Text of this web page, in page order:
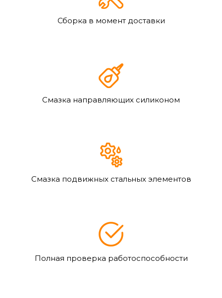
Сборка в момент доставки
Смазка направляющих силиконом
Смазка подвижных стальных элементов
Полная проверка работоспособности